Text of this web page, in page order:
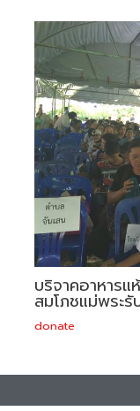
บริจาคอาหารแ
สมโภชแม่พระ
donate